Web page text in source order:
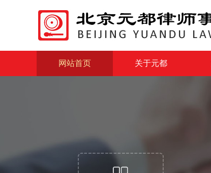
网站首页 关于元都